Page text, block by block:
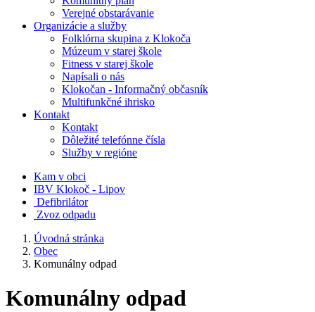
Verejné obstarávanie
Organizácie a služby
Folklórna skupina z Klokoča
Múzeum v starej škole
Fitness v starej škole
Napísali o nás
Klokočan - Informačný občasník
Multifunkčné ihrisko
Kontakt
Kontakt
Dôležité telefónne čísla
Služby v regióne
Kam v obci
IBV Klokoč - Lipov
Defibrilátor
Zvoz odpadu
Úvodná stránka
Obec
Komunálny odpad
Komunálny odpad